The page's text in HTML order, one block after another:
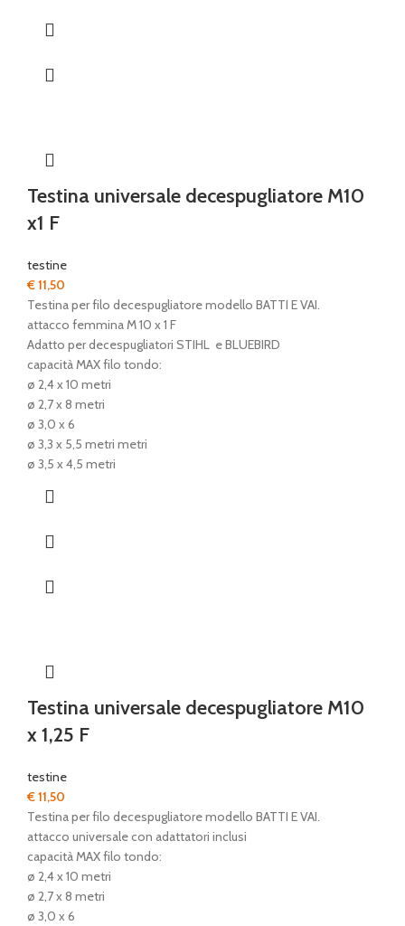
Testina universale decespugliatore M10
x1 F
testine
€11,50
Testina per filo decespugliatore modello BATTI E VAI.
attacco femmina M 10 x 1 F
Adatto per decespugliatori STIHL e BLUEBIRD
capacità MAX filo tondo:
ø 2,4 x 10 metri
ø 2,7 x 8 metri
ø 3,0 x 6
ø 3,3 x 5,5 metri metri
ø 3,5 x 4,5 metri
Testina universale decespugliatore M10
x 1,25 F
testine
€11,50
Testina per filo decespugliatore modello BATTI E VAI.
attacco universale con adattatori inclusi
capacità MAX filo tondo:
ø 2,4 x 10 metri
ø 2,7 x 8 metri
ø 3,0 x 6